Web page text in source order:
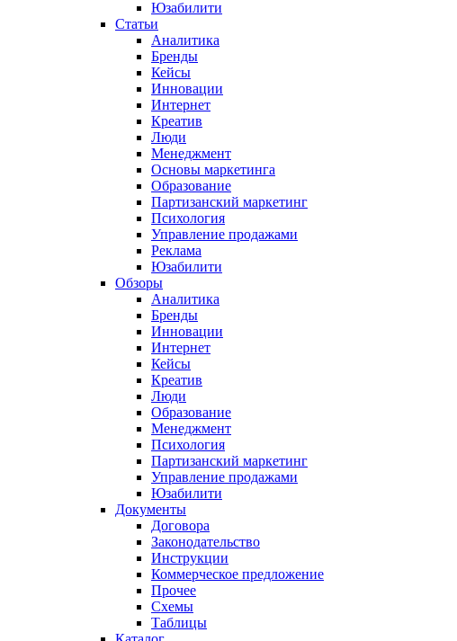
Юзабилити
Статьи
Аналитика
Бренды
Кейсы
Инновации
Интернет
Креатив
Люди
Менеджмент
Основы маркетинга
Образование
Партизанский маркетинг
Психология
Управление продажами
Реклама
Юзабилити
Обзоры
Аналитика
Бренды
Инновации
Интернет
Кейсы
Креатив
Люди
Образование
Менеджмент
Психология
Партизанский маркетинг
Управление продажами
Юзабилити
Документы
Договора
Законодательство
Инструкции
Коммерческое предложение
Прочее
Схемы
Таблицы